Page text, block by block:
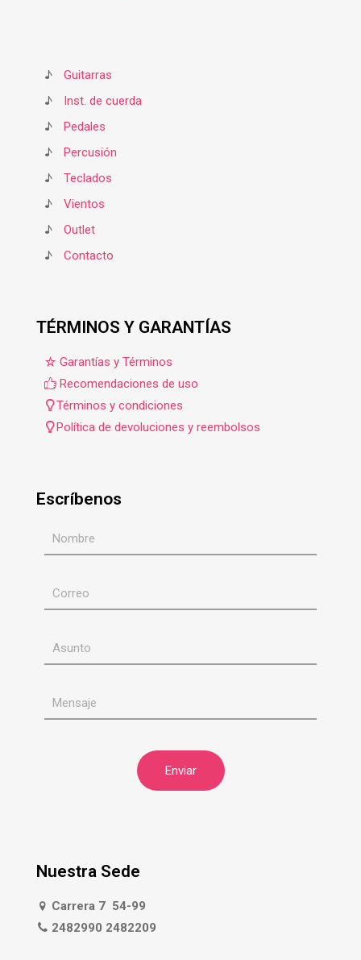
♪
Guitarras
♪
Inst. de cuerda
♪
Pedales
♪
Percusión
♪
Teclados
♪
Vientos
♪
Outlet
♪
Contacto
TÉRMINOS Y GARANTÍAS
Garantías y Términos
Recomendaciones de uso
Términos y condiciones
Política de devoluciones y reembolsos
Escríbenos
Nuestra Sede
Carrera 7 54-99
2482990 2482209